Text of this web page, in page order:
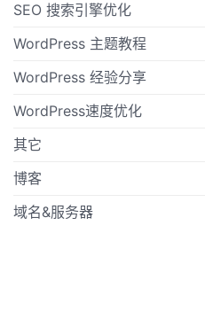
SEO 搜索引擎优化
WordPress 主题教程
WordPress 经验分享
WordPress速度优化
其它
博客
域名&服务器